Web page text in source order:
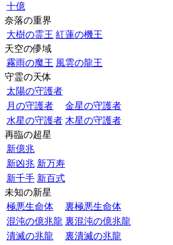
十億
奈落の重界
大樹の霊王 紅蓮の機王
天空の儚域
霧雨の魔王 風雲の龍王
守霊の天体
太陽の守護者
月の守護者
金星の守護者
水星の守護者 木星の守護者
再臨の超星
新億兆
新凶兆 新万寿
新千手 新百式
未知の新星
極悪生命体
裏極悪生命体
混沌の億兆龍 裏混沌の億兆龍
潰滅の兆龍
裏潰滅の兆龍